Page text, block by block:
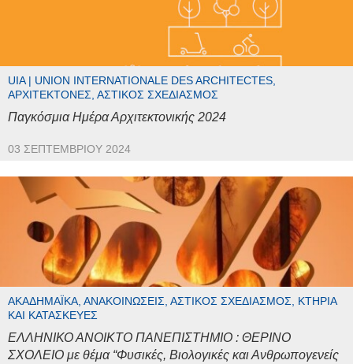
UIA | UNION INTERNATIONALE DES ARCHITECTES,
ΑΡΧΙΤΈΚΤΟΝΕΣ, ΑΣΤΙΚΌΣ ΣΧΕΔΙΑΣΜΌΣ
Παγκόσμια Ημέρα Αρχιτεκτονικής 2024
03 ΣΕΠΤΕΜΒΡΊΟΥ 2024
ΑΚΑΔΗΜΑΪΚΆ, ΑΝΑΚΟΙΝΏΣΕΙΣ, ΑΣΤΙΚΌΣ ΣΧΕΔΙΑΣΜΌΣ, ΚΤΉΡΙΑ
ΚΑΙ ΚΑΤΑΣΚΕΥΈΣ
ΕΛΛΗΝΙΚΟ ΑΝΟΙΚΤΟ ΠΑΝΕΠΙΣΤΗΜΙΟ : ΘΕΡΙΝΟ
ΣΧΟΛΕΙΟ με θέμα “Φυσικές, Βιολογικές και Ανθρωπογενείς